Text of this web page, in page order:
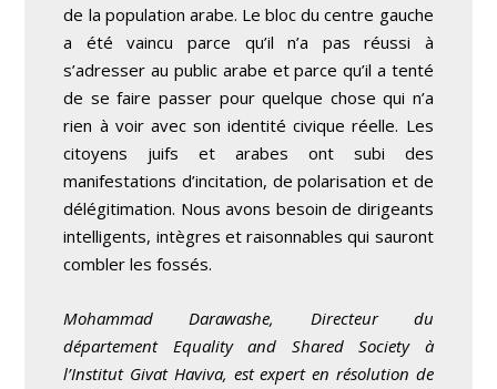
de la population arabe. Le bloc du centre gauche
a été vaincu parce qu’il n’a pas réussi à
s’adresser au public arabe et parce qu’il a tenté
de se faire passer pour quelque chose qui n’a
rien à voir avec son identité civique réelle. Les
citoyens juifs et arabes ont subi des
manifestations d’incitation, de polarisation et de
délégitimation. Nous avons besoin de dirigeants
intelligents, intègres et raisonnables qui sauront
combler les fossés.
Mohammad Darawashe, Directeur du
département Equality and Shared Society à
l’Institut Givat Haviva, est expert en résolution de